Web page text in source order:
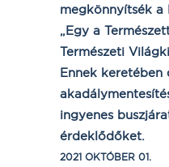
megkönnyítsék a
„Egy a
Természeti
Ennek keretében
ingyenes
érdeklődőket.
2021 OKTÓBER 01.